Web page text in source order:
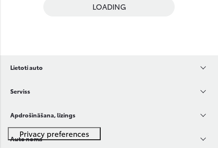
LOADING
Lietoti auto
Serviss
Apdrošināšana, līzings
Auto noma